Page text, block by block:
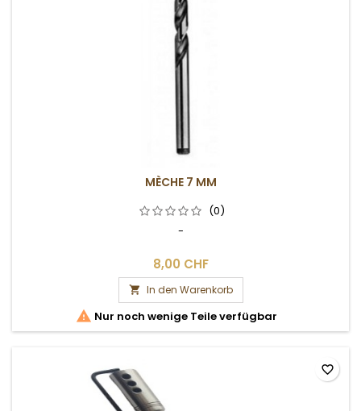
MÈCHE 7 MM
(0)
-
8,00 CHF
 In den Warenkorb
 Nur noch wenige Teile verfügbar
favorite_border